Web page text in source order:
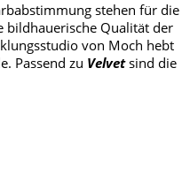
stehen für die
bildhauerische Qualität der
von Moch hebt
Passend zu Velvetsind die